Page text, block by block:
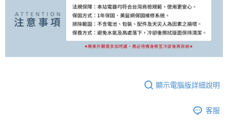
顯示電腦版詳細說明
客服